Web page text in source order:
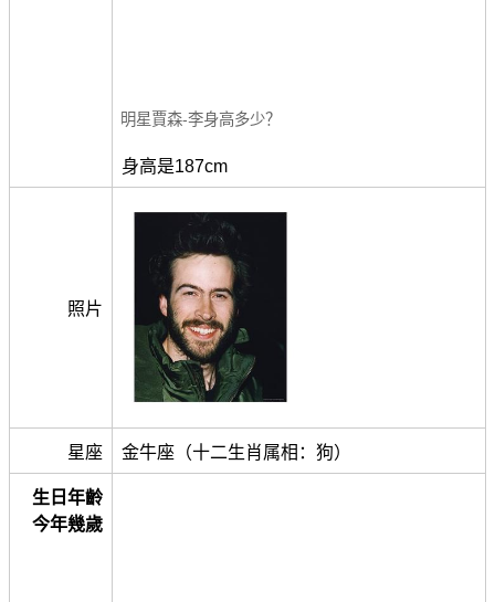
明星賈森-李身高多少？
身高是187cm
照片
星座 金牛座（十二生肖属相：狗）
生日年齡
今年幾歲